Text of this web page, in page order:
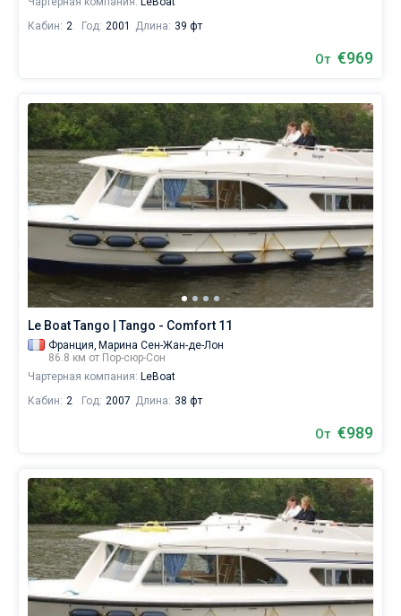
Кабин: 2 Год: 2001 Длина: 39 фт
От €969
Le Boat Tango | Tango - Comfort 11
Франция, Марина Сен-Жан-де-Лон
86.8 км от Пор-сюр-Сон
Чартерная компания: LeBoat
Кабин: 2 Год: 2007 Длина: 38 фт
От €989